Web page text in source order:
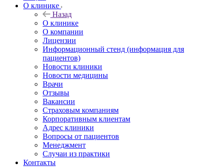
О клинике
Назад
О клинике
О компании
Лицензии
Информационный стенд (информация для
пациентов)
Новости клиники
Новости медицины
Врачи
Отзывы
Вакансии
Страховым компаниям
Корпоративным клиентам
Адрес клиники
Вопросы от пациентов
Менеджмент
Случаи из практики
Контакты